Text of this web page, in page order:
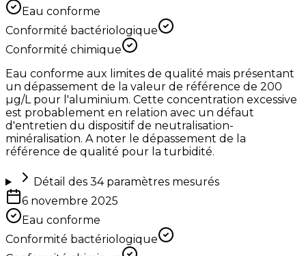
Eau conforme
Conformité bactériologique
Conformité chimique
Eau conforme aux limites de qualité mais présentant
un dépassement de la valeur de référence de 200
µg/L pour l'aluminium. Cette concentration excessive
est probablement en relation avec un défaut
d'entretien du dispositif de neutralisation-
minéralisation. A noter le dépassement de la
référence de qualité pour la turbidité.
Détail des 34paramètres mesurés
6 novembre 2025
Eau conforme
Conformité bactériologique